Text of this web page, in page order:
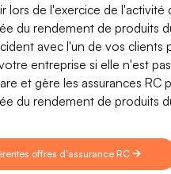
lors de l'exercice de l'activité
du rendement de produits
avec l'un de vos clients
entreprise si elle n'est
et gère les assurances RC
du rendement de produits
offres d'assurance RC